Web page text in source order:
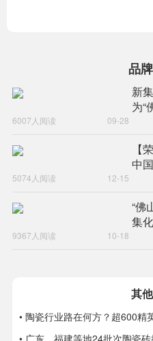
品
新
为“
6007人阅读 09-28
【
中
5074人阅读 12-15
“佛
集
9367人阅读 10-18
其